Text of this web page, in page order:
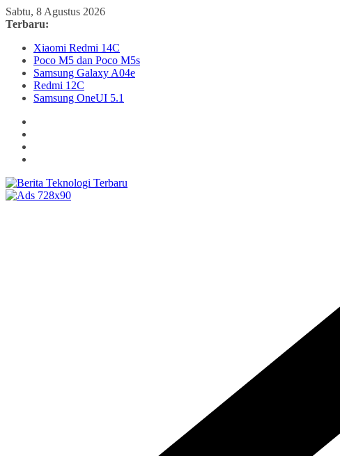
Skip
to
Sabtu, 8 Agustus 2026
Terbaru:
Xiaomi Redmi 14C
Poco M5 dan Poco M5s
Samsung Galaxy A04e
Redmi 12C
Samsung OneUI 5.1